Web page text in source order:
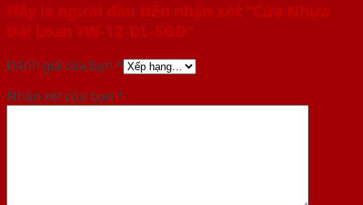
Hãy là người đầu tiên nhận xét “Cửa Nhựa
Đài Loan YW-12-DL-SGD”
Đánh giá của bạn *
Nhận xét của bạn *